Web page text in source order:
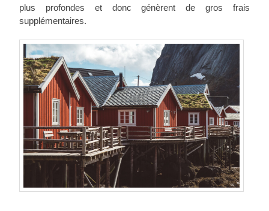
plus profondes et donc génèrent de gros frais
supplémentaires.